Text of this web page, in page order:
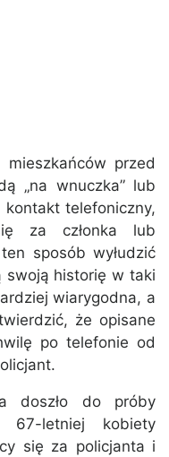
mieszkańców przed
„na wnuczka” lub
kontakt telefoniczny,
za członka lub
sposób wyłudzić
swoją historię w taki
wiarygodna, a
że opisane
po telefonie od
doszło do próby
letniej kobiety
się za policjanta i